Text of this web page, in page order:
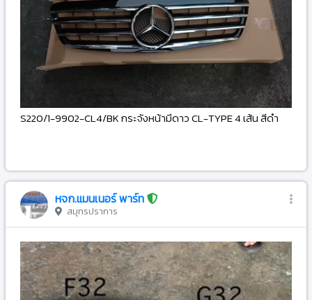
S220/1-9902-CL4/BK กระจังหน้ามีดาว CL-TYPE 4 เส้น สีดำ
หจก.แมนเนอร์ พาร์ท
สมุทรปราการ